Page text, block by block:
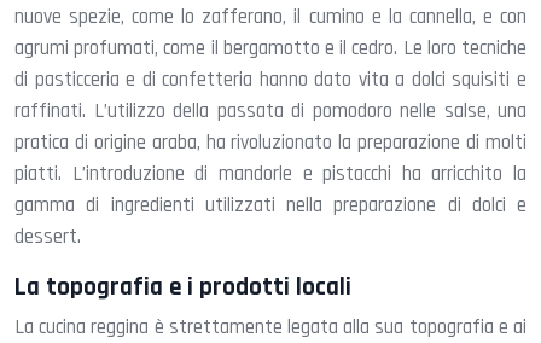
nuove spezie, come lo zafferano, il cumino e la cannella, e con
agrumi profumati, come il bergamotto e il cedro. Le loro tecniche
di pasticceria e di confetteria hanno dato vita a dolci squisiti e
raffinati. L’utilizzo della passata di pomodoro nelle salse, una
pratica di origine araba, ha rivoluzionato la preparazione di molti
piatti. L’introduzione di mandorle e pistacchi ha arricchito la
gamma di ingredienti utilizzati nella preparazione di dolci e
dessert.
La topografia e i prodotti locali
La cucina reggina è strettamente legata alla sua topografia e ai